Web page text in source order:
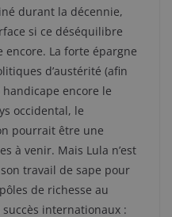
durant la décennie,
si ce déséquilibre
La forte épargne
d’austérité (afin
encore le
occidental, le
pourrait être une
à venir. Mais Lula n’est
travail de sape pour
de richesse au
succès internationaux :